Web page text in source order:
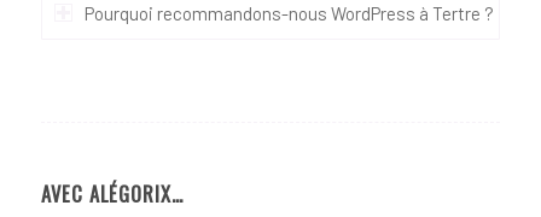
Pourquoi recommandons-nous WordPress à Tertre ?
AVEC ALÉGORIX…